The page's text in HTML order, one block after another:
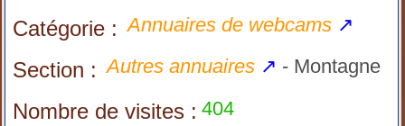
Catégorie : Annuaires de webcams ↗
Section : Autres annuaires ↗ - Montagne
Nombre de visites : 404